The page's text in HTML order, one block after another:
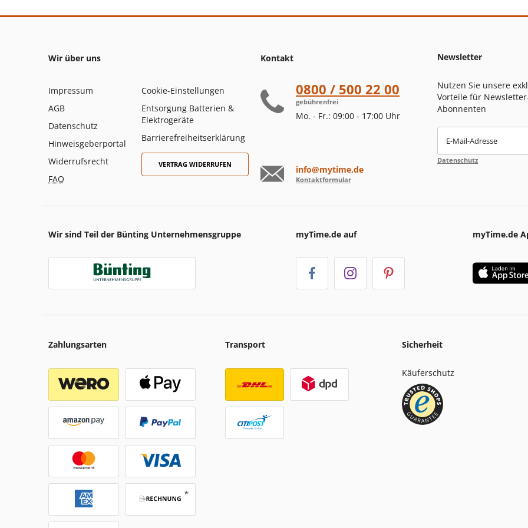
Wir über uns
Impressum
AGB
Datenschutz
Hinweisgeberportal
Widerrufsrecht
FAQ
Cookie-Einstellungen
Entsorgung Batterien &
Elektrogeräte
Barrierefreiheitserklärung
VERTRAG WIDERRUFEN
Kontakt
0800 / 500 22 00
gebührenfrei
Mo. - Fr.: 09:00 - 17:00 Uhr
info@mytime.de
Kontaktformular
Newsletter
Nutzen Sie unsere
Vorteile für
Abonnenten
E-Mail-Adresse
Datenschutz
Wir sind Teil der Bünting Unternehmensgruppe myTime.de auf myTime.de
Zahlungsarten Transport Sicherheit
Käuferschutz